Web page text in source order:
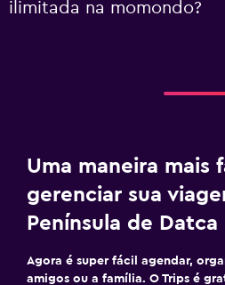
ilimitada na momondo?
Uma maneira mais
gerenciar sua
Península de Datca
Agora é super fácil agendar,
amigos ou a família. O Trips é